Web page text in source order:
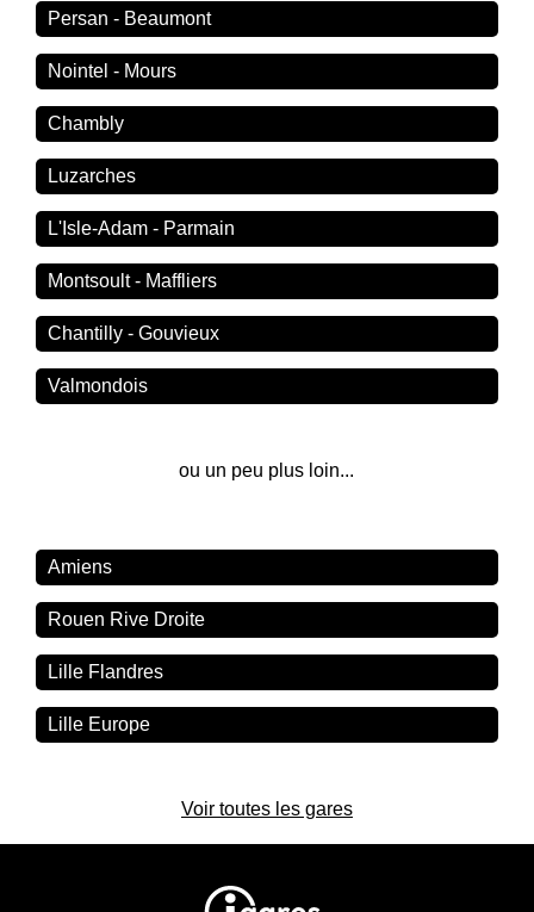
Persan - Beaumont
Nointel - Mours
Chambly
Luzarches
L'Isle-Adam - Parmain
Montsoult - Maffliers
Chantilly - Gouvieux
Valmondois
ou un peu plus loin...
Amiens
Rouen Rive Droite
Lille Flandres
Lille Europe
Voir toutes les gares